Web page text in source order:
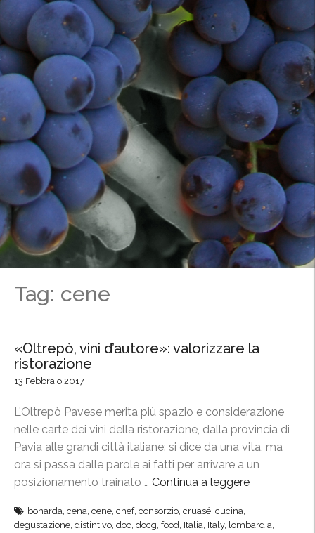
Tag: cene
«Oltrepò, vini d’autore»: valorizzare la
ristorazione
13 Febbraio 2017
L’Oltrepò Pavese merita più spazio e considerazione
nelle carte dei vini della ristorazione, dalla provincia di
Pavia alle grandi città italiane: si dice da una vita, ma
ora si passa dalle parole ai fatti per arrivare a un
posizionamento trainato … Continua a leggere
bonarda, cena, cene, chef, consorzio, cruasé, cucina,
degustazione, distintivo, doc, docg, food, Italia, Italy, lombardia,